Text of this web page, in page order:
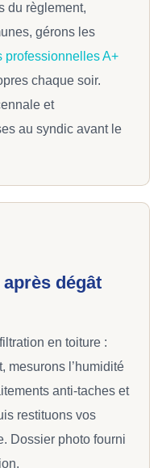
du règlement,
gérons les
professionnelles A+
chaque soir.
et
au syndic avant le
dégât
en toiture :
mesurons l’humidité
anti-taches et
restituons vos
Dossier photo fourni